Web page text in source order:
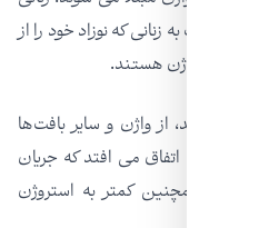
اند نسبت به زنانی که نوزاد خود را از
آتروفی واژن هستند.
می کند، از واژن و سایر بافت‌ها
در جایی اتفاق می افتد که جریان
همچنین کمتر به استروژن